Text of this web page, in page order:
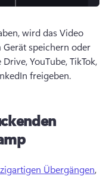
wird das Video
speichern oder
YouTube, TikTok,
freigeben.
Übergängen,